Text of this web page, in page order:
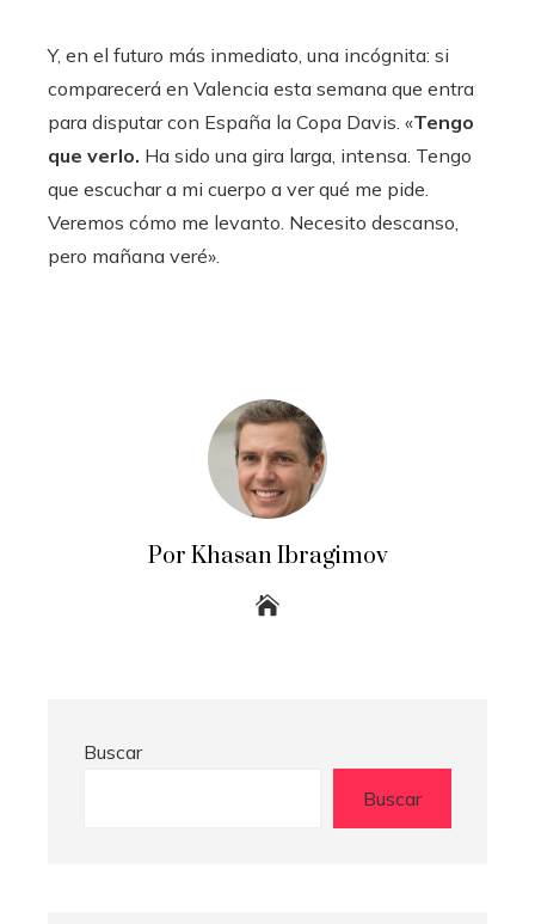
Y, en el futuro más inmediato, una incógnita: si
comparecerá en Valencia esta semana que entra
para disputar con España la Copa Davis. «Tengo
que verlo. Ha sido una gira larga, intensa. Tengo
que escuchar a mi cuerpo a ver qué me pide.
Veremos cómo me levanto. Necesito descanso,
pero mañana veré».
Por Khasan Ibragimov
Buscar
Buscar